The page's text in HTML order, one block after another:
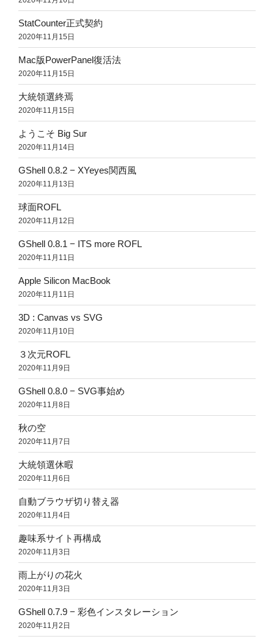
StatCounter正式契約
2020年11月15日
Mac版PowerPanel復活法
2020年11月15日
大統領選終焉
2020年11月15日
ようこそ Big Sur
2020年11月14日
GShell 0.8.2 − XYeyes関西風
2020年11月13日
球面ROFL
2020年11月12日
GShell 0.8.1 − ITS more ROFL
2020年11月11日
Apple Silicon MacBook
2020年11月11日
3D : Canvas vs SVG
2020年11月10日
３次元ROFL
2020年11月9日
GShell 0.8.0 − SVG事始め
2020年11月8日
秋の空
2020年11月7日
大統領選休暇
2020年11月6日
自動ブラウザ切り替え器
2020年11月4日
趣味系サイト再構成
2020年11月3日
雨上がりの花火
2020年11月3日
GShell 0.7.9 − 彩色インスタレーション
2020年11月2日